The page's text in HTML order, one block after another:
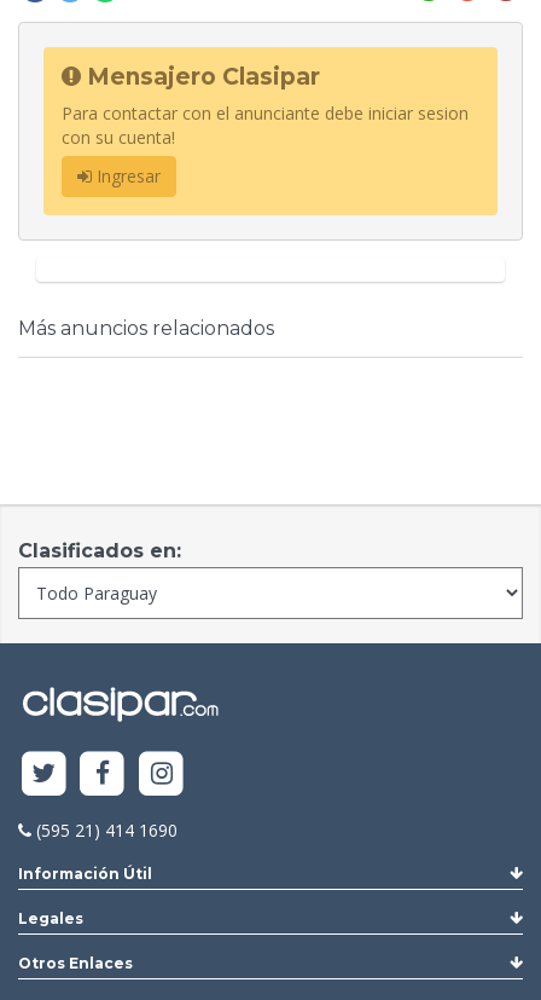
Mensajero Clasipar
Para contactar con el anunciante debe iniciar sesion
con su cuenta!
Ingresar
Más anuncios relacionados
Clasificados en:
(595 21) 414 1690
Información Útil
Legales
Otros Enlaces